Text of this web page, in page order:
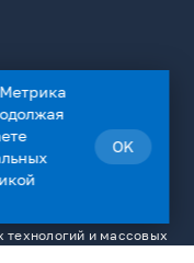
«ТуваМедиаГрупп»
службе по
технологий и массовых
OK